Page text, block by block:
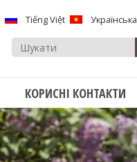
Tiếng Việt Українська
КОРИСНІ КОНТАКТИ